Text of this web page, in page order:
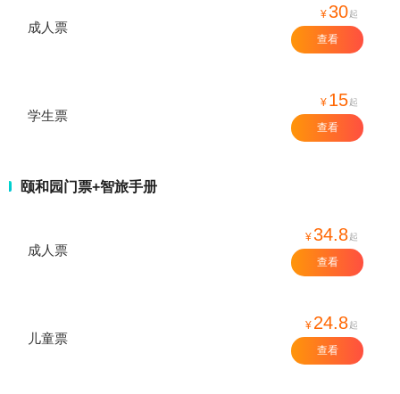
成人票
¥30起
查看
学生票
¥ 15起
查看
颐和园门票+智旅手册
成人票
¥34.8起
查看
儿童票
¥ 24.8起
查看